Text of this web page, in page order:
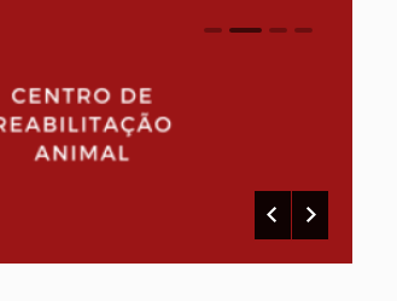
0 1 2